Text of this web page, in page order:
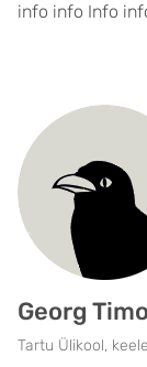
info info Info
Georg
Tartu Ülikool,